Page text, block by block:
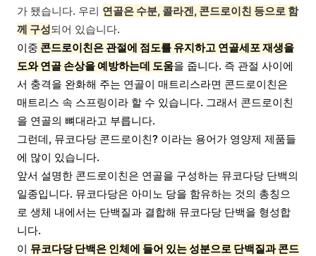
가 됐습니다. 우리 연골은 수분, 콜라겐, 콘드로이친 등으로 함
께 구성되어 있습니다.
이중 콘드로이친은 관절에 점도를 유지하고 연골세포 재생을
도와 연골 손상을 예방하는데 도움을 줍니다. 즉 관절 사이에
서 충격을 완화해 주는 연골이 매트리스라면 콘드로이친은
매트리스 속 스프링이라 할 수 있습니다. 그래서 콘드로이친
을 연골의 뼈대라고 부릅니다.
그런데, 뮤코다당 콘드로이친? 이라는 용어가 영양제 제품들
에 많이 있습니다.
앞서 설명한 콘드로이친은 연골을 구성하는 뮤코다당 단백의
일종입니다. 뮤코다당은 아미노 당을 함유하는 것의 총칭으
로 생체 내에서는 단백질과 결합해 뮤코다당 단백을 형성합
니다.
이 뮤코다당 단백은 인체에 들어 있는 성분으로 단백질과 콘드